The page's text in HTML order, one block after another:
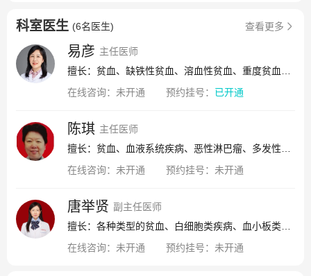
病床数35张，自体移植床3张，层流化疗床6张。前任主任陈
琪教授，曾任南方医科大学南方医院惠侨楼血液内科主任，
来三院创建血液科，对学科的发展做出重大贡献，医疗服务
深受患者的欢迎。现任主任易彦主任医师，曾在中南大学湘
雅二医院和美国美国宾夕法尼亚大学医学院血液肿瘤科深耕
治疗相结合，在血液肿瘤的精准免疫靶向治疗、出凝血疾病
诊疗以及血液遗传病等领域均具有深厚的造诣；担任广东省
医学会罕见病学分会委员、广州抗癌协会罕见肿瘤专委会委
员、湖南省医师协会临床遗传学医师分会委员会委员、湖南
基金、湖南省自然科学基金项目多项，获湖南省科技进步
奖、中华医学科技奖及湖南医学科技奖；以第一作者或通讯
作者在Celldiscovery、JHO、BJH及中华医学杂志等国内外一
流学术期刊发表本专业研究论文。
科室医生 (6名医生) 查看更多
易彦 主任医师
在线咨询： 未开通 预约挂号： 已开通
陈琪 主任医师
在线咨询： 未开通 预约挂号： 未开通
唐举贤 副主任医师
在线咨询： 未开通 预约挂号： 未开通